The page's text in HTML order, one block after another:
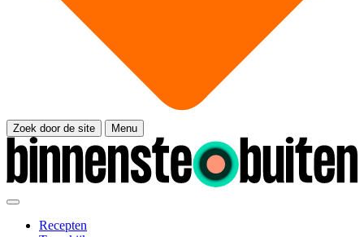
Zoek door de site Menu
Recepten